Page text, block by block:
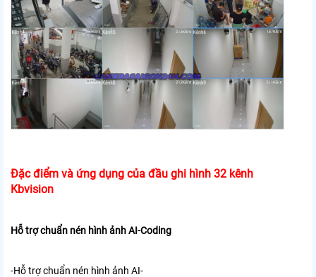
Đặc điểm và ứng dụng của đầu ghi hình 32 kênh
Kbvision
Hỗ trợ chuẩn nén hình ảnh AI-Coding
-Hỗ trợ chuẩn nén hình ảnh AI-